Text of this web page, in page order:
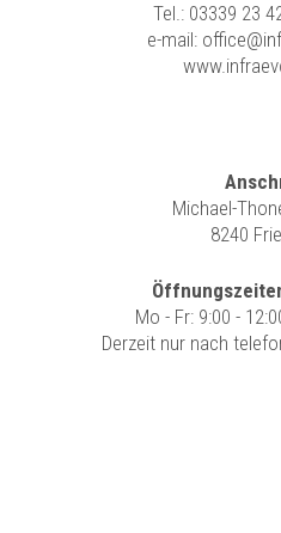
Tel.: 03339 23
e-mail:
Michael-
8240
Mo - Fr: 9:00 -
Derzeit nur nach